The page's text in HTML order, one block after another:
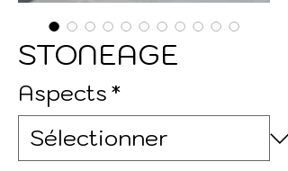
STONEAGE
Aspects*